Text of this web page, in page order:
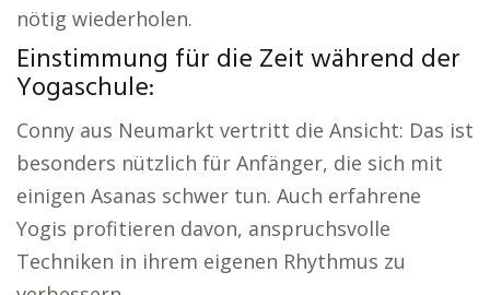
nötig wiederholen.
Einstimmung für die Zeit während der
Yogaschule:
Conny aus Neumarkt vertritt die Ansicht: Das ist
besonders nützlich für Anfänger, die sich mit
einigen Asanas schwer tun. Auch erfahrene
Yogis profitieren davon, anspruchsvolle
Techniken in ihrem eigenen Rhythmus zu